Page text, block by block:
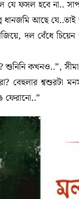
ফসল হবে না..
আছে
দল বেঁধে
শুনিনি কখনও..”,
বেহুলার শ্বশুরটা
ফেরানো..”